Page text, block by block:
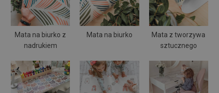
Mata na biurko z
nadrukiem
Mata na biurko
Mata z tworzywa
sztucznego